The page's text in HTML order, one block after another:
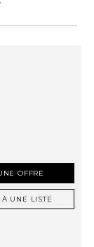
OFFRE
À UNE LISTE